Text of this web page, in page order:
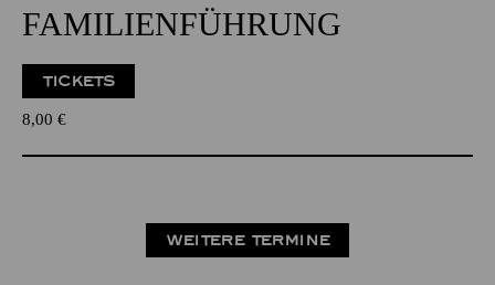
FAMILIENFÜHRUNG
TICKETS
8,00 €
WEITERE TERMINE